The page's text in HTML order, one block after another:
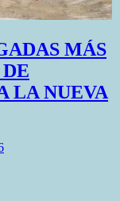
MÁS
LA NUEVA